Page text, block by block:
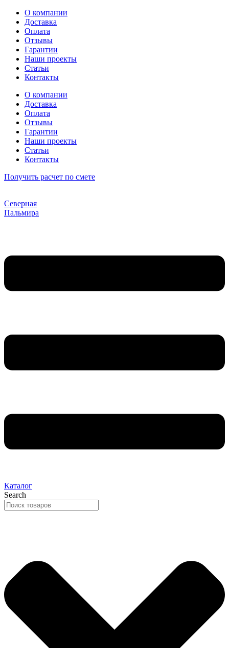
Перейти
содержимому
О компании
Доставка
Оплата
Отзывы
Гарантии
Наши проекты
Статьи
Контакты
О компании
Доставка
Оплата
Отзывы
Гарантии
Наши проекты
Статьи
Контакты
Получить расчет по смете
Северная
Пальмира
Каталог
Search